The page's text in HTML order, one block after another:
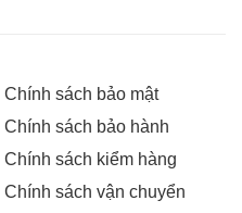
Chính sách bảo mật
Chính sách bảo hành
Chính sách kiểm hàng
Chính sách vận chuyển